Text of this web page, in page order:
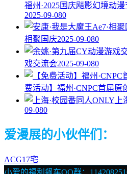
福州·2025国庆飚影幻境动
2025-09-080
相聚国庆2025-09-080
戏交流会2025-09-080
费活动】福州·CNPC首届原
09-080
爱漫展的小伙伴们：
ACG17宅